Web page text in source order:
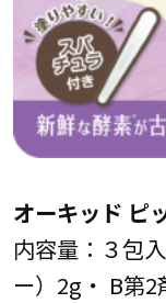
オーキッド ピ
内容量：３包
ー）2g・ B第